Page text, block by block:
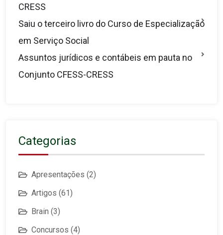
CRESS
Saiu o terceiro livro do Curso de Especialização
em Serviço Social
Assuntos jurídicos e contábeis em pauta no
Conjunto CFESS-CRESS
Categorias
Apresentações (2)
Artigos (61)
Brain (3)
Concursos (4)